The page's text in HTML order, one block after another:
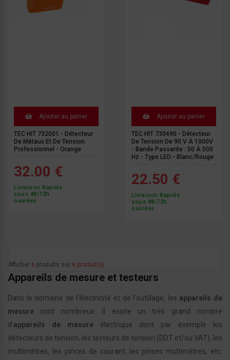
Ajouter au panier
TEC HIT 732001 - Détecteur
De Métaux Et De Tension
Professionnel - Orange
32.00 €
Livraison Rapide
sous 48/72h
ouvrées
Ajouter au panier
TEC HIT 730490 - Détecteur
De Tension De 90 V À 1000V
- Bande Passante : 50 À 500
Hz - Type LED - Blanc/Rouge
22.50 €
Livraison Rapide
sous 48/72h
ouvrées
Afficher 6 produits sur 6 produit(s)
Appareils de mesure et testeurs
Dans le domaine de l'électricité et de l'outillage, les appareils de
mesure sont nombreux. Il existe un très grand nombre
d’appareils de mesure électrique dont par exemple les
détecteurs de tension, les testeurs de tension (DDT et/ou VAT), les
multimètres, les pinces de courant, les pinces multimètres, etc.